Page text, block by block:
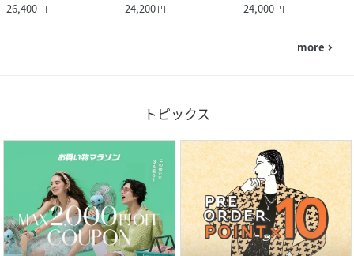
26,400円 24,200円 24,000円
more navigate_next
トピックス